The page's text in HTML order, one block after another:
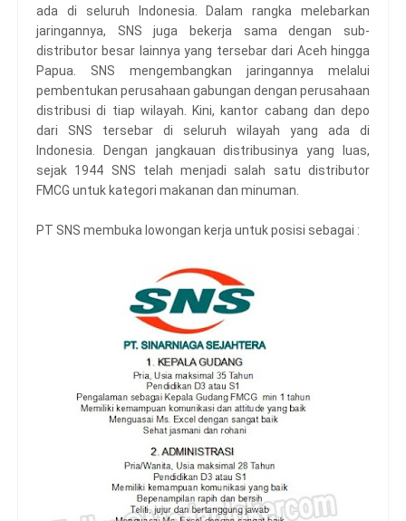
ada di seluruh Indonesia. Dalam rangka melebarkan
jaringannya, SNS juga bekerja sama dengan sub-
distributor besar lainnya yang tersebar dari Aceh hingga
Papua. SNS mengembangkan jaringannya melalui
pembentukan perusahaan gabungan dengan perusahaan
distribusi di tiap wilayah. Kini, kantor cabang dan depo
dari SNS tersebar di seluruh wilayah yang ada di
Indonesia. Dengan jangkauan distribusinya yang luas,
sejak 1944 SNS telah menjadi salah satu distributor
FMCG untuk kategori makanan dan minuman.
PT SNS membuka lowongan kerja untuk posisi sebagai :